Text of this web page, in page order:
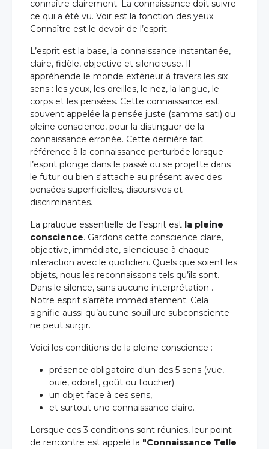
connaître clairement. La connaissance doit suivre
ce qui a été vu. Voir est la fonction des yeux.
Connaître est le devoir de l’esprit.
L’esprit est la base, la connaissance instantanée,
claire, fidèle, objective et silencieuse. Il
appréhende le monde extérieur à travers les six
sens : les yeux, les oreilles, le nez, la langue, le
corps et les pensées. Cette connaissance est
souvent appelée la pensée juste (samma sati) ou
pleine conscience, pour la distinguer de la
connaissance erronée. Cette dernière fait
référence à la connaissance perturbée lorsque
l’esprit plonge dans le passé ou se projette dans
le futur ou bien s'attache au présent avec des
pensées superficielles, discursives et
discriminantes.
La pratique essentielle de l’esprit est la pleine
conscience. Gardons cette conscience claire,
objective, immédiate, silencieuse à chaque
interaction avec le quotidien. Quels que soient les
objets, nous les reconnaissons tels qu’ils sont.
Dans le silence, sans aucune interprétation .
Notre esprit s’arrête immédiatement. Cela
signifie aussi qu’aucune souillure subconsciente
ne peut surgir.
Voici les conditions de la pleine conscience :
présence obligatoire d'un des 5 sens (vue,
ouïe, odorat, goût ou toucher)
un objet face à ces sens,
et surtout une connaissance claire.
Lorsque ces 3 conditions sont réunies, leur point
de rencontre est appelé la "Connaissance Telle